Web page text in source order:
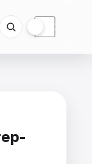
☾